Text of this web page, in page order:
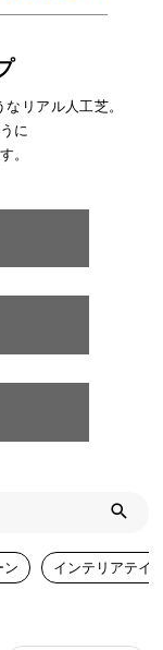
リアル人工芝。
に
。
ン インテリアテイ